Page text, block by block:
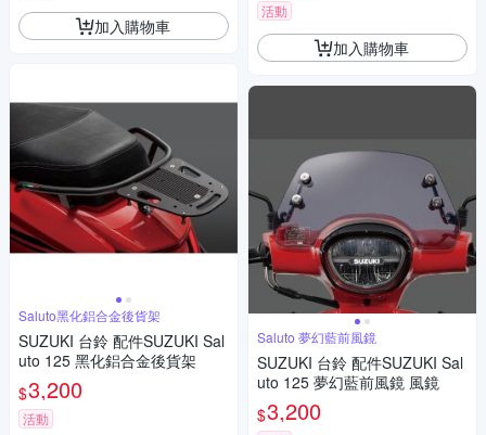
加入購物車
Saluto黑化鋁合金後貨架
SUZUKI 台鈴 配件SUZUKI Sal
uto 125 黑化鋁合金後貨架
$3,200
活動
活動
加入購物車
Saluto 夢幻藍前風鏡
SUZUKI 台鈴 配件SUZUKI Sal
uto 125 夢幻藍前風鏡 風鏡
$3,200